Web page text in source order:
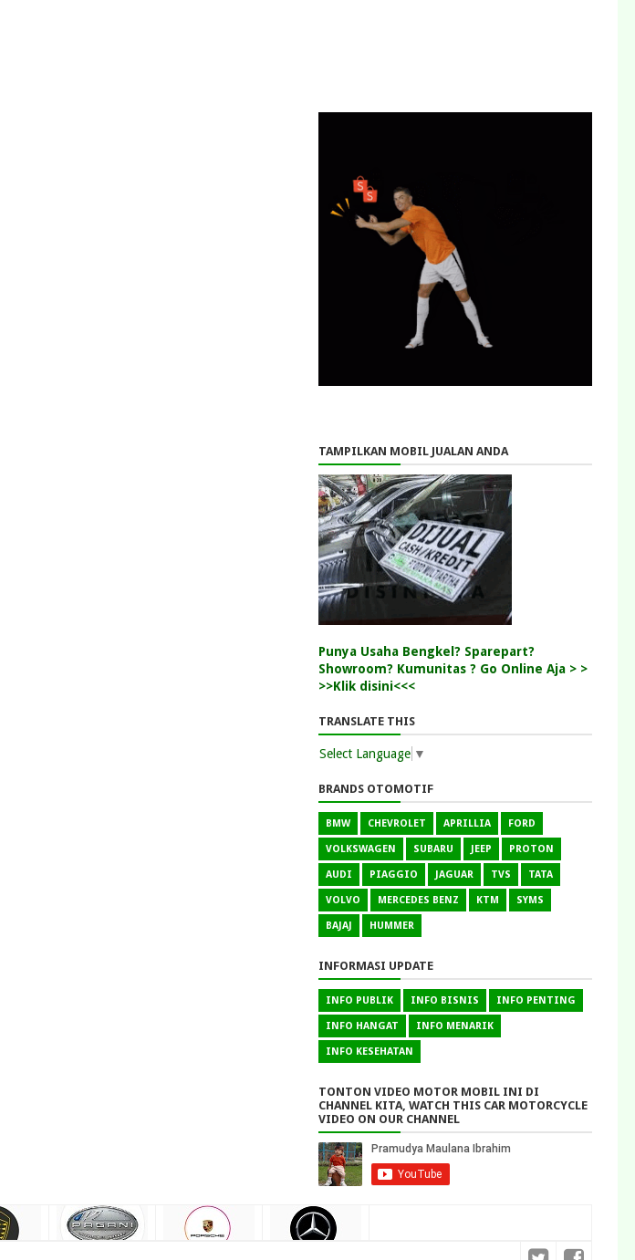
TAMPILKAN MOBIL JUALAN ANDA
Punya Usaha Bengkel? Sparepart?
Showroom? Kumunitas ? Go Online Aja > >
>>Klik disini<<<
TRANSLATE THIS
Select Language ▼
BRANDS OTOMOTIF
BMW CHEVROLET APRILLIA FORD
VOLKSWAGEN SUBARU JEEP PROTON
AUDI PIAGGIO JAGUAR TVS TATA
VOLVO MERCEDES BENZ KTM SYMS
BAJAJ HUMMER
INFORMASI UPDATE
INFO PUBLIK INFO BISNIS INFO PENTING
INFO HANGAT INFO MENARIK
INFO KESEHATAN
TONTON VIDEO MOTOR MOBIL INI DI
CHANNEL KITA, WATCH THIS CAR MOTORCYCLE
VIDEO ON OUR CHANNEL